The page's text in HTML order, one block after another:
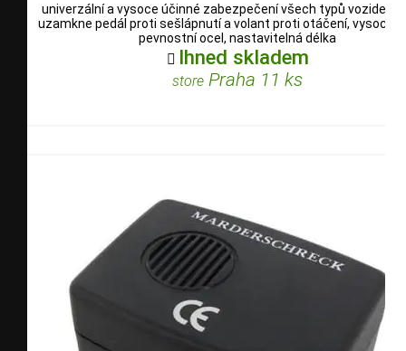
univerzální a vysoce účinné zabezpečení všech typů vozidel,
uzamkne pedál proti sešlápnutí a volant proti otáčení, vysoce
pevnostní ocel, nastavitelná délka
 Ihned skladem
store Praha 11 ks